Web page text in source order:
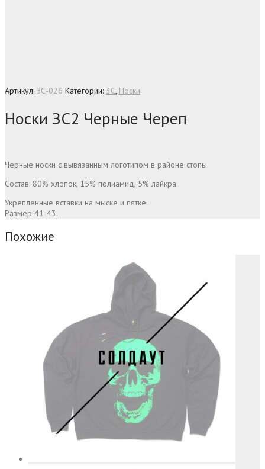
Артикул: ЗС-026 Категории: 3C, Носки
Носки ЗС2 Черные Череп
Черные носки с вывязанным логотипом в районе стопы.
Состав: 80% хлопок, 15% полиамид, 5% лайкра.
Укрепленные вставки на мыске и пятке.
Размер 41-43.
Похожие